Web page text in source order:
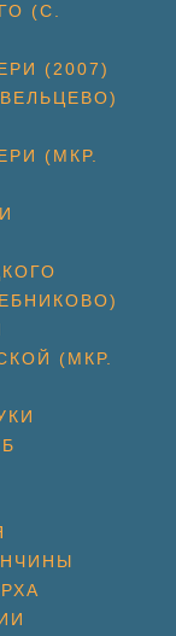
(С.
(2007)
(МКР.
(МКР.